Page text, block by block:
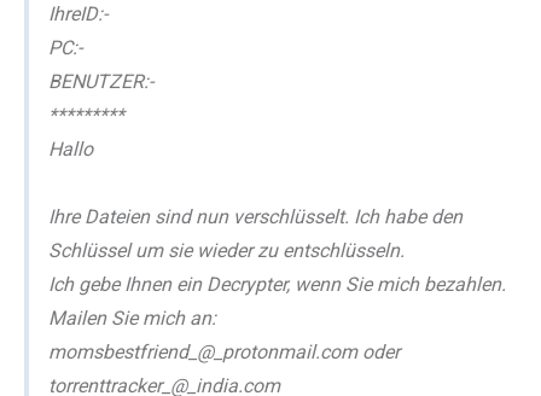
IhreID:-
PC:-
BENUTZER:-
*********
Hallo
Ihre Dateien sind nun verschlüsselt. Ich habe den
Schlüssel um sie wieder zu entschlüsseln.
Ich gebe Ihnen ein Decrypter, wenn Sie mich bezahlen.
Mailen Sie mich an:
momsbestfriend_@_protonmail.com oder
torrenttracker_@_india.com